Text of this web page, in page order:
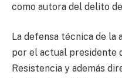
como autora del delito
La defensa técnica de la
por el actual presidente
Resistencia y además